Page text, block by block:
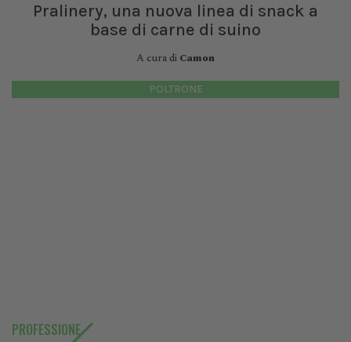
Pralinery, una nuova linea di snack a
base di carne di suino
A cura di Camon
POLTRONE
PROFESSIONE